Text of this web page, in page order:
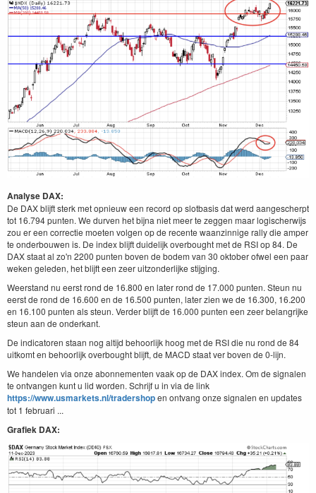
Analyse DAX:
De DAX blijft sterk met opnieuw een record op slotbasis dat werd aangescherpt
tot 16.794 punten. We durven het bijna niet meer te zeggen maar logischerwijs
zou er een correctie moeten volgen op de recente waanzinnige rally die amper
te onderbouwen is. De index blijft duidelijk overbought met de RSI op 84. De
DAX staat al zo'n 2200 punten boven de bodem van 30 oktober ofwel een paar
weken geleden, het blijft een zeer uitzonderlijke stijging.
Weerstand nu eerst rond de 16.800 en later rond de 17.000 punten. Steun nu
eerst de rond de 16.600 en de 16.500 punten, later zien we de 16.300, 16.200
en 16.100 punten als steun. Verder blijft de 16.000 punten een zeer belangrijke
steun aan de onderkant.
De indicatoren staan nog altijd behoorlijk hoog met de RSI die nu rond de 84
uitkomt en behoorlijk overbought blijft, de MACD staat ver boven de 0-lijn.
We handelen via onze abonnementen vaak op de DAX index. Om de signalen
te ontvangen kunt u lid worden. Schrijf u in via de link
https://www.usmarkets.nl/tradershopen ontvang onze signalen en updates
tot 1 februari ...
Grafiek DAX: